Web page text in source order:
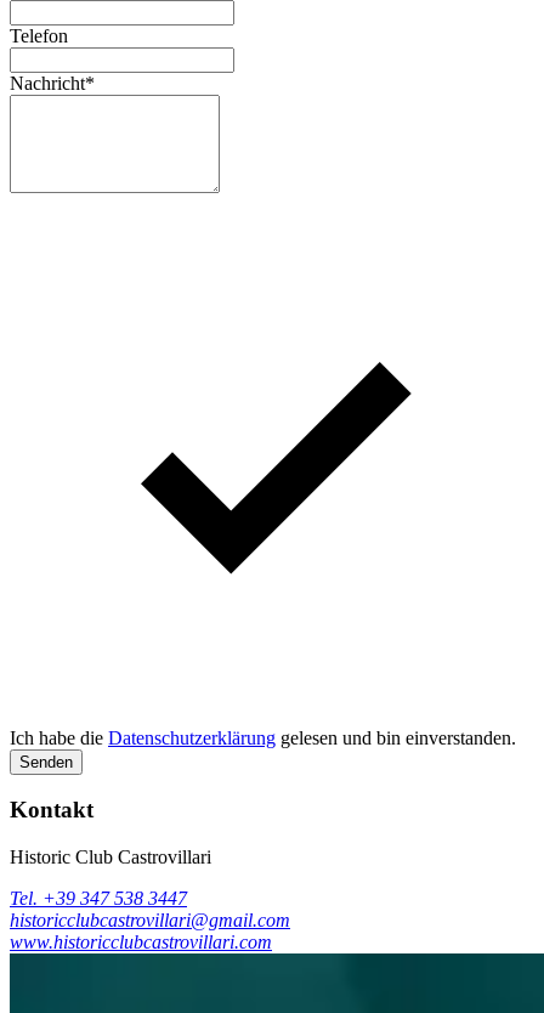
Telefon
Nachricht*
Ich habe die Datenschutzerklärung gelesen und bin einverstanden.
Senden
Kontakt
Historic Club Castrovillari
Tel. +39 347 538 3447
historicclubcastrovillari@gmail.com
www.historicclubcastrovillari.com